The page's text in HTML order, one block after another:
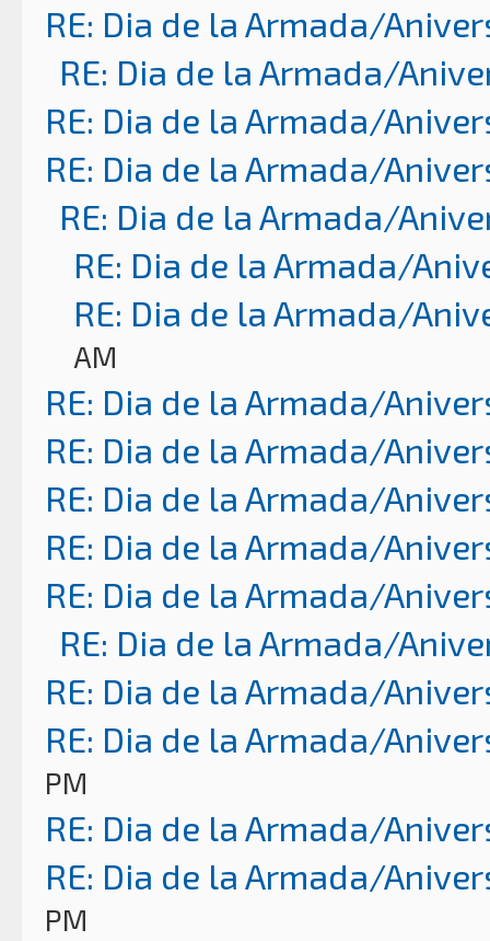
RE: Dia de la Armada/
RE: Dia de la Armada/
RE: Dia de la Armada/
RE: Dia de la Armada/
RE: Dia de la Armada/
RE: Dia de la Armada/
RE: Dia de la Armada/
AM
RE: Dia de la Armada/
RE: Dia de la Armada/
RE: Dia de la Armada/
RE: Dia de la Armada/
RE: Dia de la Armada/
RE: Dia de la Armada/
RE: Dia de la Armada/
RE: Dia de la Armada/
PM
RE: Dia de la Armada/
RE: Dia de la Armada/
PM